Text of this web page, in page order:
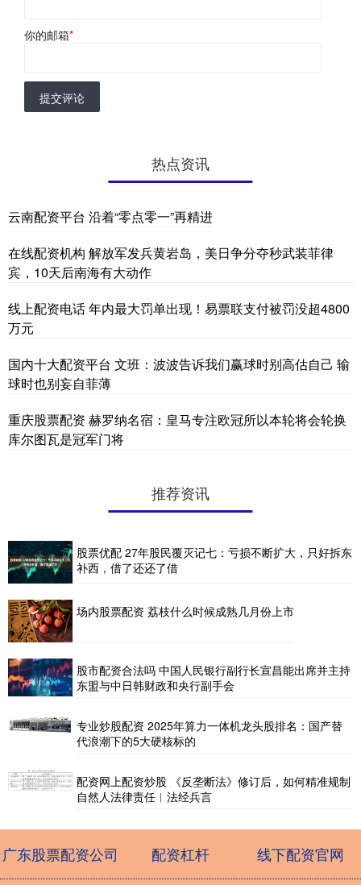
你的邮箱*
提交评论
热点资讯
云南配资平台 沿着“零点零一”再精进
在线配资机构 解放军发兵黄岩岛，美日争分夺秒武装菲律
宾，10天后南海有大动作
线上配资电话 年内最大罚单出现！易票联支付被罚没超4800
万元
国内十大配资平台 文班：波波告诉我们赢球时别高估自己 输
球时也别妄自菲薄
重庆股票配资 赫罗纳名宿：皇马专注欧冠所以本轮将会轮换
库尔图瓦是冠军门将
推荐资讯
股票优配 27年股民覆灭记七：亏损不断扩大，只好拆东
补西，借了还还了借
场内股票配资 荔枝什么时候成熟几月份上市
股市配资合法吗 中国人民银行副行长宣昌能出席并主持
东盟与中日韩财政和央行副手会
专业炒股配资 2025年算力一体机龙头股排名：国产替
代浪潮下的5大硬核标的
配资网上配资炒股 《反垄断法》修订后，如何精准规制
自然人法律责任︱法经兵言
广东股票配资公司 配资杠杆 线下配资官网